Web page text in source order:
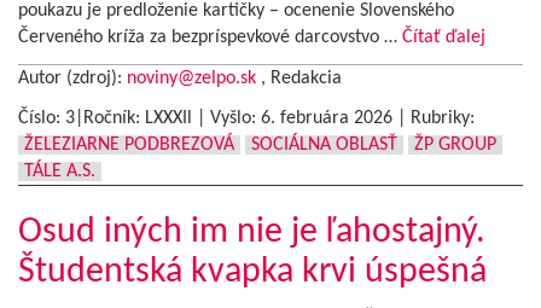
poukazu je predloženie kartičky – ocenenie Slovenského
Červeného kríža za bezpríspevkové darcovstvo … Čítať ďalej
Autor (zdroj): noviny@zelpo.sk , Redakcia
Číslo: 3|Ročník: LXXXIl | Vyšlo: 6. februára 2026
Rubriky:
ŽELEZIARNE PODBREZOVÁ
SOCIÁLNA OBLASŤ
ŽP GROUP
TÁLE A.S.
Osud iných im nie je ľahostajný.
Študentská kvapka krvi úspešná